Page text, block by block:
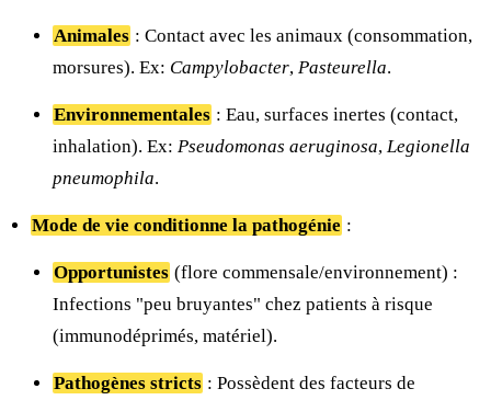
Animales : Contact avec les animaux (consommation,
morsures). Ex: Campylobacter, Pasteurella.
Environnementales : Eau, surfaces inertes (contact,
inhalation). Ex: Pseudomonas aeruginosa, Legionella
pneumophila.
Mode de vie conditionne la pathogénie :
Opportunistes (flore commensale/environnement) :
Infections "peu bruyantes" chez patients à risque
(immunodéprimés, matériel).
Pathogènes stricts : Possèdent des facteurs de